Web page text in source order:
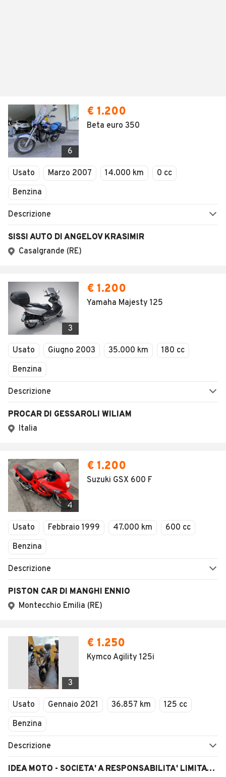
6
€ 1.200
Beta euro 350
Usato Marzo 2007 14.000 km
0 cc
Benzina
Descrizione
SISSI AUTO DI ANGELOV KRASIMIR
Casalgrande (RE)
3
€ 1.200
Yamaha Majesty 125
Usato Giugno 2003 35.000 km
180 cc
Benzina
Descrizione
PROCAR DI GESSAROLI WILIAM
Italia
4
€ 1.200
Suzuki GSX 600 F
Usato Febbraio 1999 47.000 km
600 cc
Benzina
Descrizione
PISTON CAR DI MANGHI ENNIO
Montecchio Emilia (RE)
3
€ 1.250
Kymco Agility 125i
Usato Gennaio 2021 36.857 km
125 cc
Benzina
Descrizione
IDEA MOTO - SOCIETA' A RESPONSABILITA' LIMITATA SEMPLIFICATA